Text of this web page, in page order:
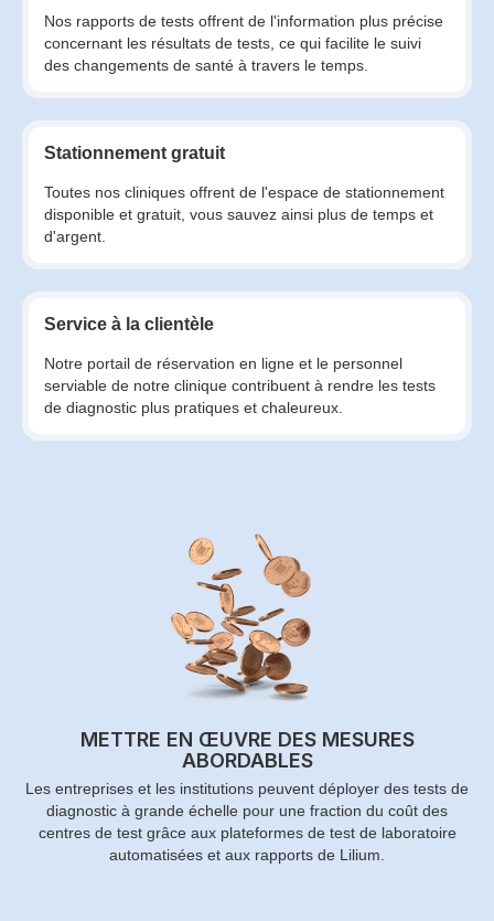
Nos rapports de tests offrent de l'information plus précise
concernant les résultats de tests, ce qui facilite le suivi
des changements de santé à travers le temps.
Stationnement gratuit
Toutes nos cliniques offrent de l'espace de stationnement
disponible et gratuit, vous sauvez ainsi plus de temps et
d'argent.
Service à la clientèle
Notre portail de réservation en ligne et le personnel
serviable de notre clinique contribuent à rendre les tests
de diagnostic plus pratiques et chaleureux.
METTRE EN ŒUVRE DES MESURES
ABORDABLES
Les entreprises et les institutions peuvent déployer des tests de
diagnostic à grande échelle pour une fraction du coût des
centres de test grâce aux plateformes de test de laboratoire
automatisées et aux rapports de Lilium.